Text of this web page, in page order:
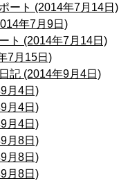
ート (2014年7月14日)
年7月9日)
ト (2014年7月14日)
7月15日)
記 (2014年9月4日)
月4日)
月4日)
月4日)
月8日)
月8日)
月8日)